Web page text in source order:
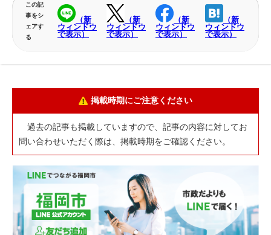
この記
事をシ
ェアす
る
（新
ウィンドウ
で表示）
（新
ウィンドウ
で表示）
（新
ウィンドウ
で表示）
（新
ウィンドウ
で表示）
掲載時期にご注意ください
過去の記事も掲載していますので、記事の内容に対してお
問い合わせいただく際は、掲載時期をご確認ください。